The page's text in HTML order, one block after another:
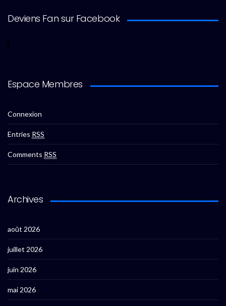
Deviens Fan sur Facebook
Espace Membres
Connexion
Entries RSS
Comments RSS
Archives
août 2026
juillet 2026
juin 2026
mai 2026